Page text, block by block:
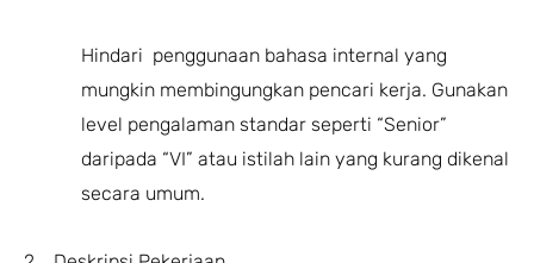
Hindari penggunaan bahasa internal yang
mungkin membingungkan pencari kerja. Gunakan
level pengalaman standar seperti “Senior”
daripada “VI” atau istilah lain yang kurang dikenal
secara umum.